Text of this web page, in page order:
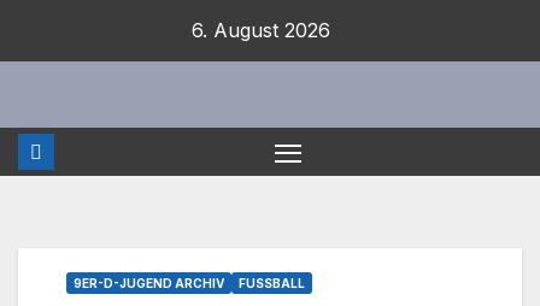
6. August 2026
9ER-D-JUGEND ARCHIV FUSSBALL